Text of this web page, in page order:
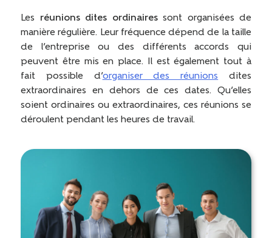
Les réunions dites ordinairessont organisées de
manière régulière. Leur fréquence dépend de la taille
de l’entreprise ou des différents accords qui
peuvent être mis en place. Il est également tout à
fait possible d’organiser des réunions dites
extraordinaires en dehors de ces dates. Qu’elles
soient ordinaires ou extraordinaires, ces réunions se
déroulent pendant les heures de travail.